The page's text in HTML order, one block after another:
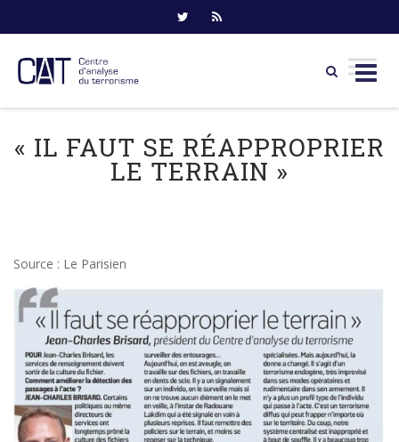
content
« IL FAUT SE RÉAPPROPRIER
LE TERRAIN »
Source : Le Parisien